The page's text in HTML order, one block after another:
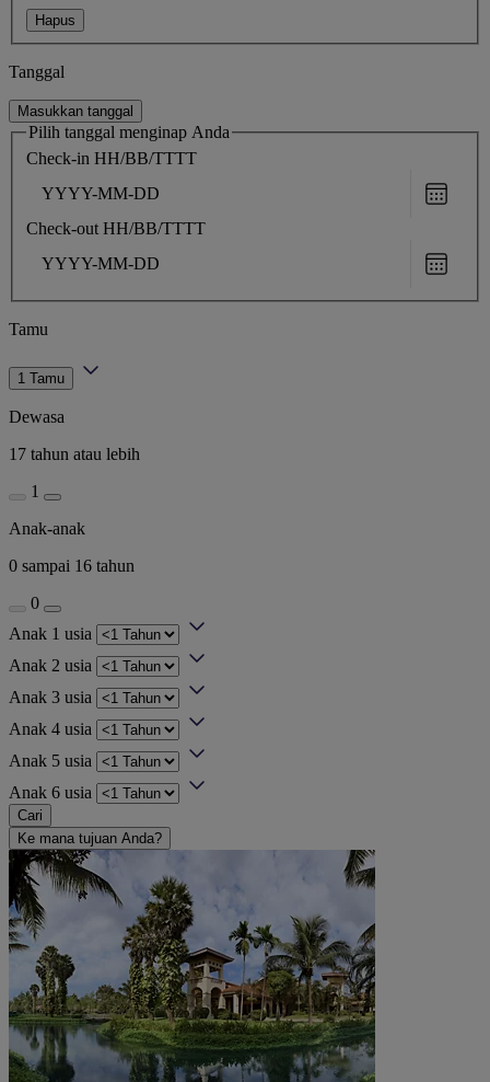
Hapus
Tanggal
Masukkan tanggal
Pilih tanggal menginap Anda
Check-in HH/BB/TTTT
date
Check-out HH/BB/TTTT
date
Tamu
1 Tamu
Dewasa
17 tahun atau lebih
1
Anak-anak
0 sampai 16 tahun
0
Anak 1 usia
Anak 2 usia
Anak 3 usia
Anak 4 usia
Anak 5 usia
Anak 6 usia
Cari
Ke mana tujuan Anda?